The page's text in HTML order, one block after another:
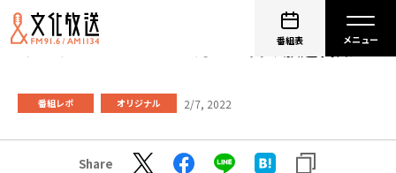
番組表
みんなにエール！ ２月１１日の放送告知
番組レポ オリジナル 2/7, 2022
Share